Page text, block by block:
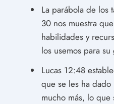
La parábola de los
30 nos muestra
habilidades y
los usemos para
Lucas 12:48
que se les ha
mucho más, lo